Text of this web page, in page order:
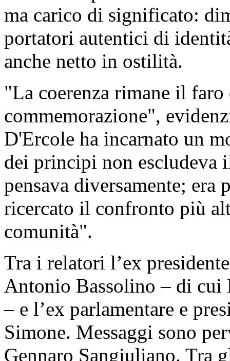
ma carico di significato:
portatori autentici di
anche netto in ostilità.
"La coerenza rimane il
commemorazione",
D'Ercole ha incarnato un
dei principi non
pensava diversamente;
ricercato il confronto più
comunità".
Tra i relatori l’ex
Antonio Bassolino – di cui
– e l’ex parlamentare e
Simone. Messaggi sono
Gennaro Sangiuliano. Tra